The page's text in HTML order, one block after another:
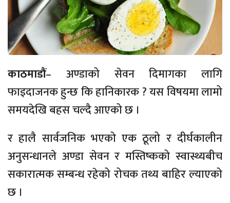
काठमाडौं– अण्डाको सेवन दिमागका लागि
फाइदाजनक हुन्छ कि हानिकारक ? यस विषयमा लामो
समयदेखि बहस चल्दै आएको छ ।
र हालै सार्वजनिक भएको एक ठूलो र दीर्घकालीन
अनुसन्धानले अण्डा सेवन र मस्तिष्कको स्वास्थ्यबीच
सकारात्मक सम्बन्ध रहेको रोचक तथ्य बाहिर ल्याएको
छ ।